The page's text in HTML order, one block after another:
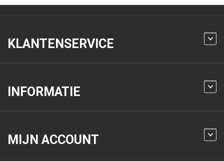
KLANTENSERVICE
INFORMATIE
MIJN ACCOUNT